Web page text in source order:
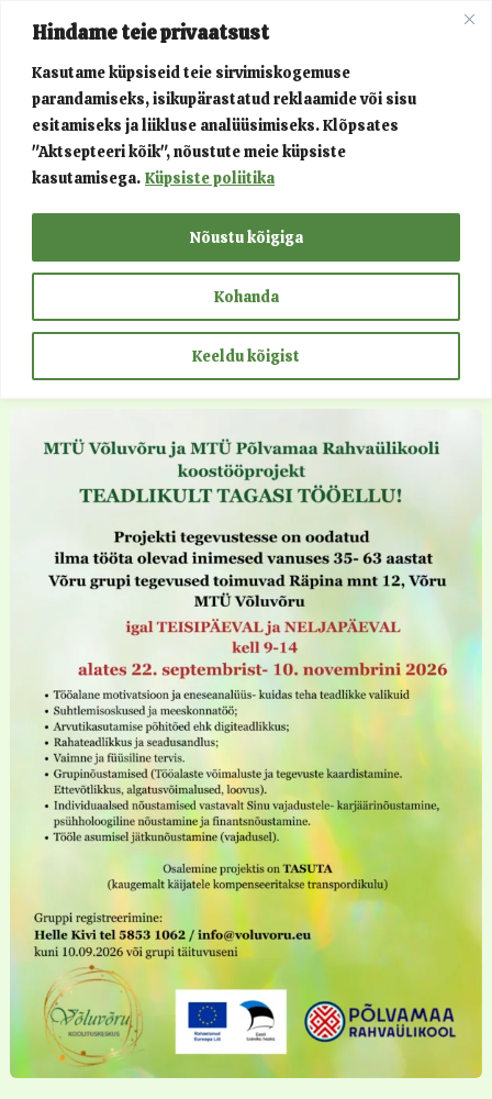
Hindame teie privaatsust
Kasutame küpsiseid teie sirvimiskogemuse
parandamiseks, isikupärastatud reklaamide või sisu
esitamiseks ja liikluse analüüsimiseks. Klõpsates
"Aktsepteeri kõik", nõustute meie küpsiste
kasutamisega. Küpsiste poliitika
Kohanda
Keeldu kõigist
Nõustu kõigiga
content
Main
Menu
Võluvõru
Projektid
Teenused Menu
Kontakt Menu
Toggle
pagination